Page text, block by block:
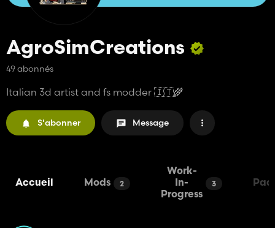
AgroSimCreations
49 abonnés
Italian 3d artist and fs modder 🇮🇹🌾
S'abonner Message
Accueil Mods 2
Work-
In-
Progress
3